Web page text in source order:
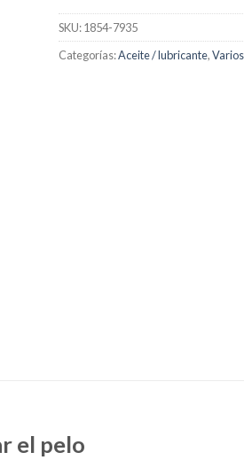
SKU:1854-7935
Categorías:Aceite / lubricante,
el pelo